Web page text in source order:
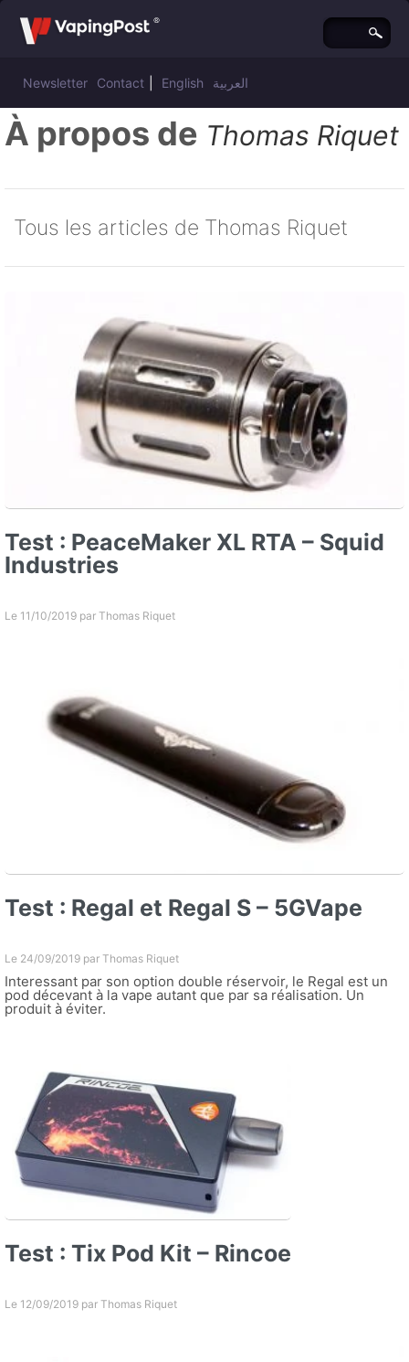
Newsletter Contact English العربية
À propos de Thomas Riquet
Tous les articles de Thomas Riquet
Test : PeaceMaker XL RTA – Squid
Industries
Le 11/10/2019 par Thomas Riquet
Test : Regal et Regal S – 5GVape
Le 24/09/2019 par Thomas Riquet
Interessant par son option double réservoir, le Regal est un
pod décevant à la vape autant que par sa réalisation. Un
produit à éviter.
Test : Tix Pod Kit – Rincoe
Le 12/09/2019 par Thomas Riquet